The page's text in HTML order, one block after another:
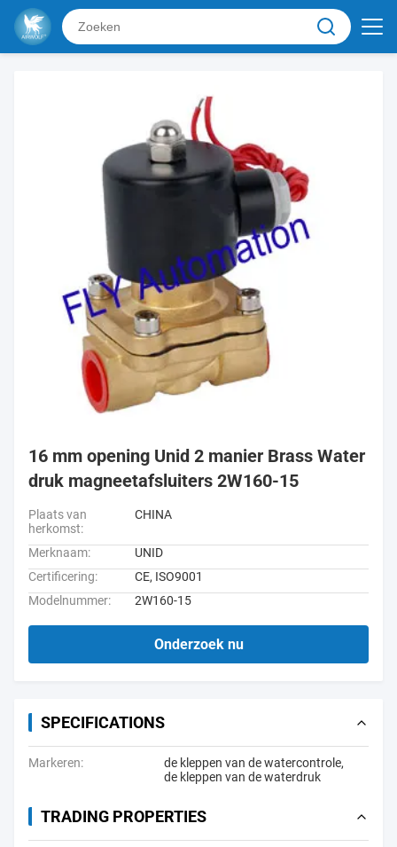
16 mm opening Unid 2 manier Brass Water
druk magneetafsluiters 2W160-15
Plaats van
herkomst:
CHINA
Merknaam:
UNID
Certificering:
CE, ISO9001
Modelnummer:
2W160-15
Onderzoek nu
SPECIFICATIONS
Markeren: de kleppen van de watercontrole,
de kleppen van de waterdruk
TRADING PROPERTIES